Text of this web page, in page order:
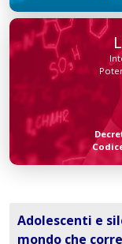
Adolescenti e
mondo che corre